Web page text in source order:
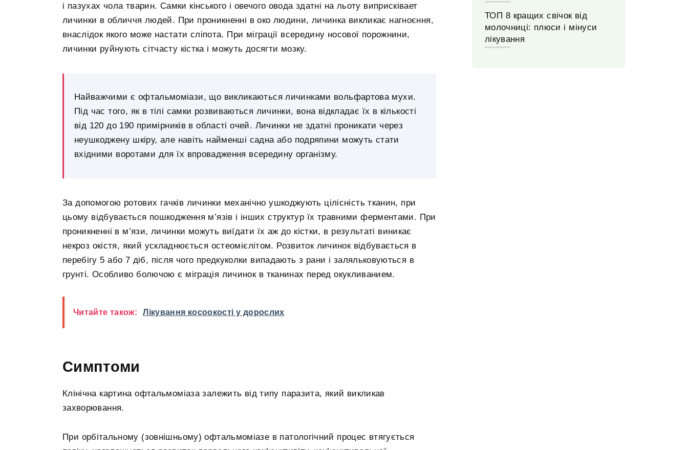
і пазухах чола тварин. Самки кінського і овечого овода здатні на льоту виприсківает
личинки в обличчя людей. При проникненні в око людини, личинка викликає нагноєння,
внаслідок якого може настати сліпота. При міграції всередину носової порожнини,
личинки руйнують сітчасту кістка і можуть досягти мозку.
Найважчими є офтальмоміази, що викликаються личинками вольфартова мухи.
Під час того, як в тілі самки розвиваються личинки, вона відкладає їх в кількості
від 120 до 190 примірників в області очей. Личинки не здатні проникати через
неушкоджену шкіру, але навіть найменші садна або подряпини можуть стати
вхідними воротами для їх впровадження всередину організму.
За допомогою ротових гачків личинки механічно ушкоджують цілісність тканин, при
цьому відбувається пошкодження м’язів і інших структур їх травними ферментами. При
проникненні в м’язи, личинки можуть виїдати їх аж до кістки, в результаті виникає
некроз окістя, який ускладнюється остеомієлітом. Розвиток личинок відбувається в
перебігу 5 або 7 діб, після чого предкуколки випадають з рани і заляльковуються в
грунті. Особливо болючою є міграція личинок в тканинах перед окукливанием.
Читайте також: Лікування косоокості у дорослих
Симптоми
Клінічна картина офтальмоміаза залежить від типу паразита, який викликав
захворювання.
При орбітальному (зовнішньому) офтальмоміазе в патологічний процес втягується
ТОП 8 кращих свічок від
молочниці: плюси і мінуси
лікування